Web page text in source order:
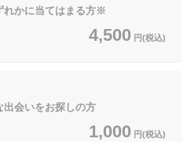
てはまる方※
4,500 円(税込)
会いをお探しの方
1,000 円(税込)